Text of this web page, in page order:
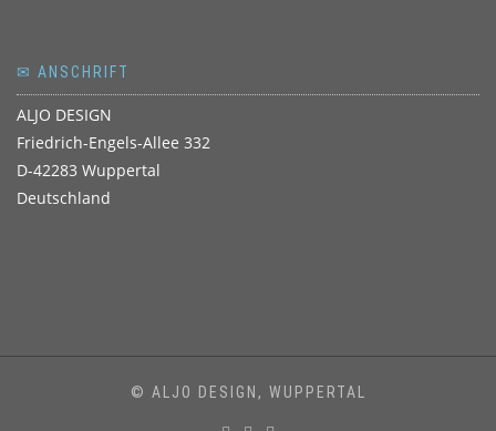
✉ ANSCHRIFT
ALJO DESIGN
Friedrich-Engels-Allee 332
D-42283 Wuppertal
Deutschland
© ALJO DESIGN, WUPPERTAL